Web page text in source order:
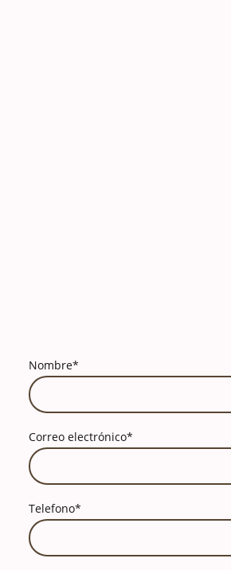
Nombre*
Correo electrónico*
Telefono*